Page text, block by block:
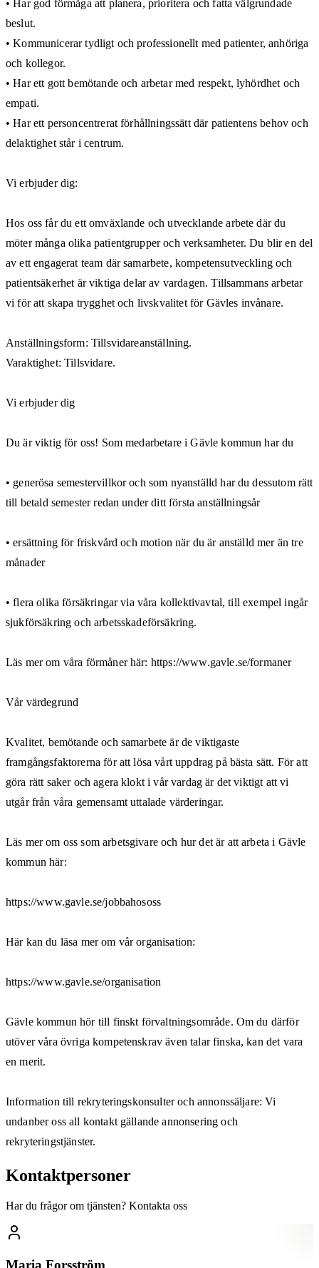
• Har god förmåga att planera, prioritera och fatta välgrundade
beslut.
• Kommunicerar tydligt och professionellt med patienter, anhöriga
och kollegor.
• Har ett gott bemötande och arbetar med respekt, lyhördhet och
empati.
• Har ett personcentrerat förhållningssätt där patientens behov och
delaktighet står i centrum.
Vi erbjuder dig:
Hos oss får du ett omväxlande och utvecklande arbete där du
möter många olika patientgrupper och verksamheter. Du blir en del
av ett engagerat team där samarbete, kompetensutveckling och
patientsäkerhet är viktiga delar av vardagen. Tillsammans arbetar
vi för att skapa trygghet och livskvalitet för Gävles invånare.
Anställningsform: Tillsvidareanställning.
Varaktighet: Tillsvidare.
Vi erbjuder dig
Du är viktig för oss! Som medarbetare i Gävle kommun har du
• generösa semestervillkor och som nyanställd har du dessutom rätt
till betald semester redan under ditt första anställningsår
• ersättning för friskvård och motion när du är anställd mer än tre
månader
• flera olika försäkringar via våra kollektivavtal, till exempel ingår
sjukförsäkring och arbetsskadeförsäkring.
Läs mer om våra förmåner här: https://www.gavle.se/formaner
Vår värdegrund
Kvalitet, bemötande och samarbete är de viktigaste
framgångsfaktorerna för att lösa vårt uppdrag på bästa sätt. För att
göra rätt saker och agera klokt i vår vardag är det viktigt att vi
utgår från våra gemensamt uttalade värderingar.
Läs mer om oss som arbetsgivare och hur det är att arbeta i Gävle
kommun här:
https://www.gavle.se/jobbahososs
Här kan du läsa mer om vår organisation:
https://www.gavle.se/organisation
Gävle kommun hör till finskt förvaltningsområde. Om du därför
utöver våra övriga kompetenskrav även talar finska, kan det vara
en merit.
Information till rekryteringskonsulter och annonssäljare: Vi
undanber oss all kontakt gällande annonsering och
rekryteringstjänster.
Kontaktpersoner
Har du frågor om tjänsten? Kontakta oss
Maria Forsström